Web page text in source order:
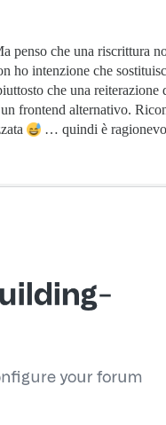
penso che una riscrittura
ho intenzione che
che una
frontend alternativo.
… quindi è